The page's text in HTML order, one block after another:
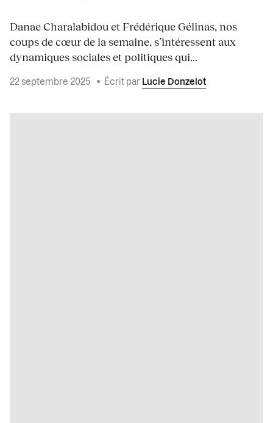
Danae Charalabidou et Frédérique Gélinas, nos
coups de cœur de la semaine, s’intéressent aux
dynamiques sociales et politiques qui...
22 septembre 2025 • Écrit par Lucie Donzelot